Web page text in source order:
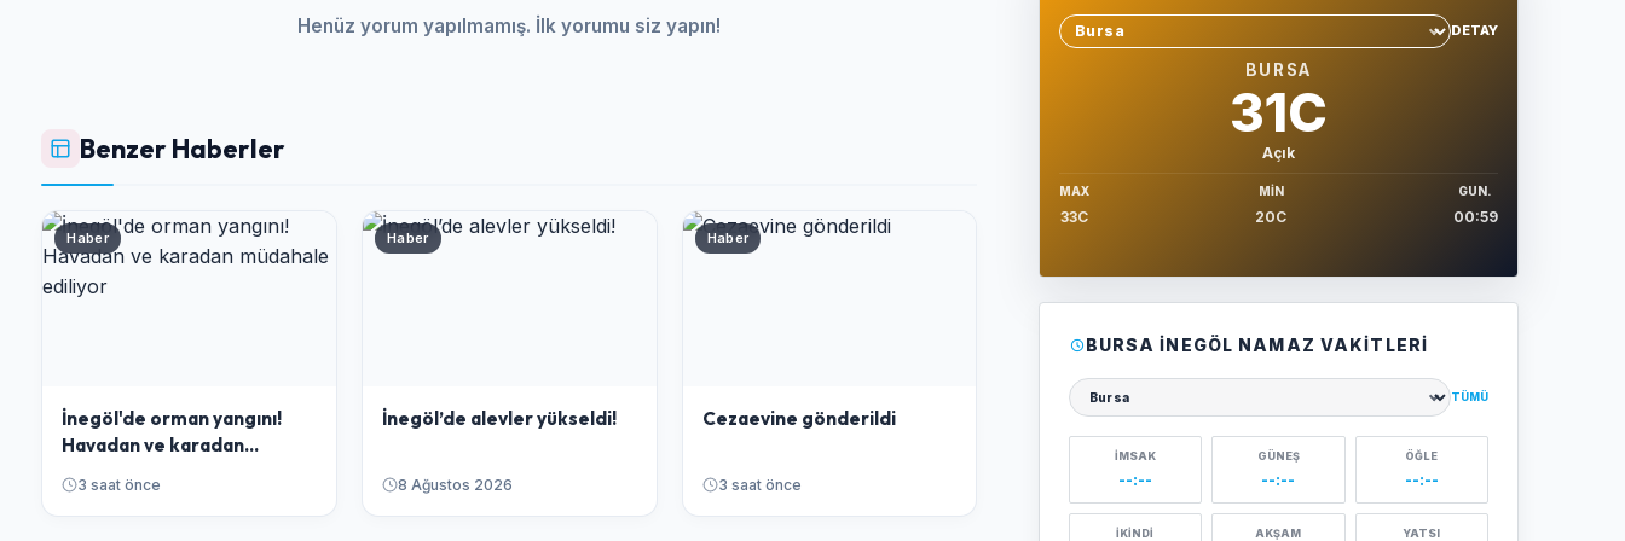
Henüz yorum yapılmamış. İlk yorumu siz yapın!
Benzer Haberler
Haber
İnegöl'de orman yangını!
Havadan ve karadan
müdahale ediliyor
3 saat önce
Haber
İnegöl’de alevler yükseldi!
8 Ağustos 2026
Haber
Cezaevine gönderildi
3 saat önce
Sehir sec
DETAY
BURSA
31C
Açık
MAX
33C
MIN
20C
GUN.
00:59
BURSA İNEGÖL NAMAZ VAKITLERI
Şehir seçin
TÜMÜ
İMSAK
--:--
GÜNEŞ
--:--
ÖĞLE
--:--
İKINDI AKŞAM YATSI